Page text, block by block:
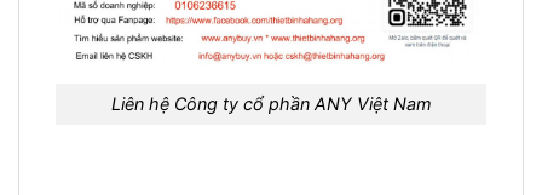
Liên hệ Công ty cổ phần ANY Việt Nam